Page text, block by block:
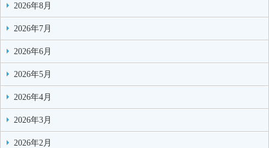
2026年8月
2026年7月
2026年6月
2026年5月
2026年4月
2026年3月
2026年2月